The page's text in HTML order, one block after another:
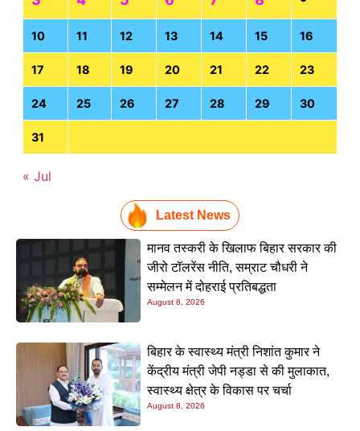
10 11 12 13 14 15 16
17 18 19 20 21 22 23
24 25 26 27 28 29 30
31
« Jul
Latest News
मानव तस्करी के खिलाफ बिहार सरकार की
जीरो टॉलरेंस नीति, सम्राट चौधरी ने
सम्मेलन में दोहराई प्रतिबद्धता
August 8, 2026
बिहार के स्वास्थ्य मंत्री निशांत कुमार ने
केंद्रीय मंत्री जेपी नड्डा से की मुलाकात,
स्वास्थ्य क्षेत्र के विकास पर चर्चा
August 8, 2026